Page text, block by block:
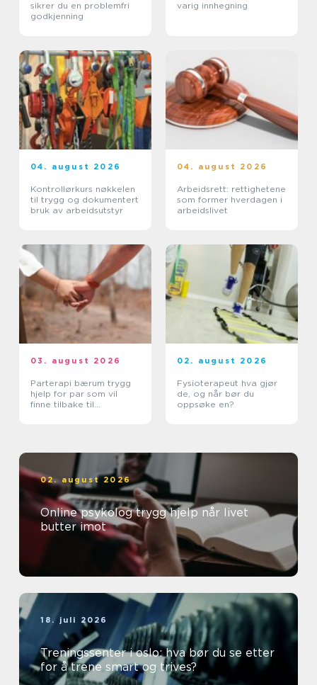
sikrer du en problemfri
godkjenning
varig innhegning
04. august 2026
Kontrollørkurs nøkkelen
til trygg og dokumentert
bruk av arbeidsutstyr
04. august 2026
Arbeidsrett: rettighetene
som former hverdagen i
arbeidslivet
03. august 2026
Parterapi bærum trygg
hjelp for par som vil
finne tilbake til
02. august 2026
Fysioterapeut hva gjør
de, og når bør du
oppsøke en?
02. august 2026
Online psykolog trygg hjelp når livet
butter imot
18. juli 2026
Treningssenter i oslo: hva bør du se etter
for å trene smart og trives?